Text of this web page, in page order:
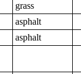
grass
asphalt
asphalt